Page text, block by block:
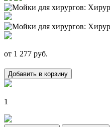
от 1 277 руб.
Добавить в корзину
1